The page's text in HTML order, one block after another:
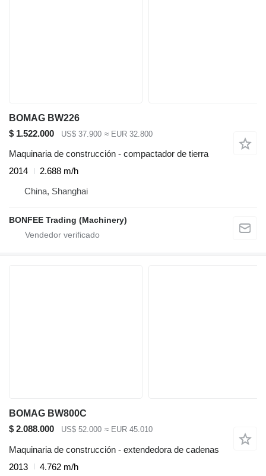
BOMAG BW226
$ 1.522.000
US$ 37.900 ≈ EUR 32.800
Maquinaria de construcción - compactador de tierra
2014
2.688 m/h
China, Shanghai
BONFEE Trading (Machinery)
BOMAG BW800C
$ 2.088.000
US$ 52.000 ≈ EUR 45.010
Maquinaria de construcción - extendedora de cadenas
2013
4.762 m/h